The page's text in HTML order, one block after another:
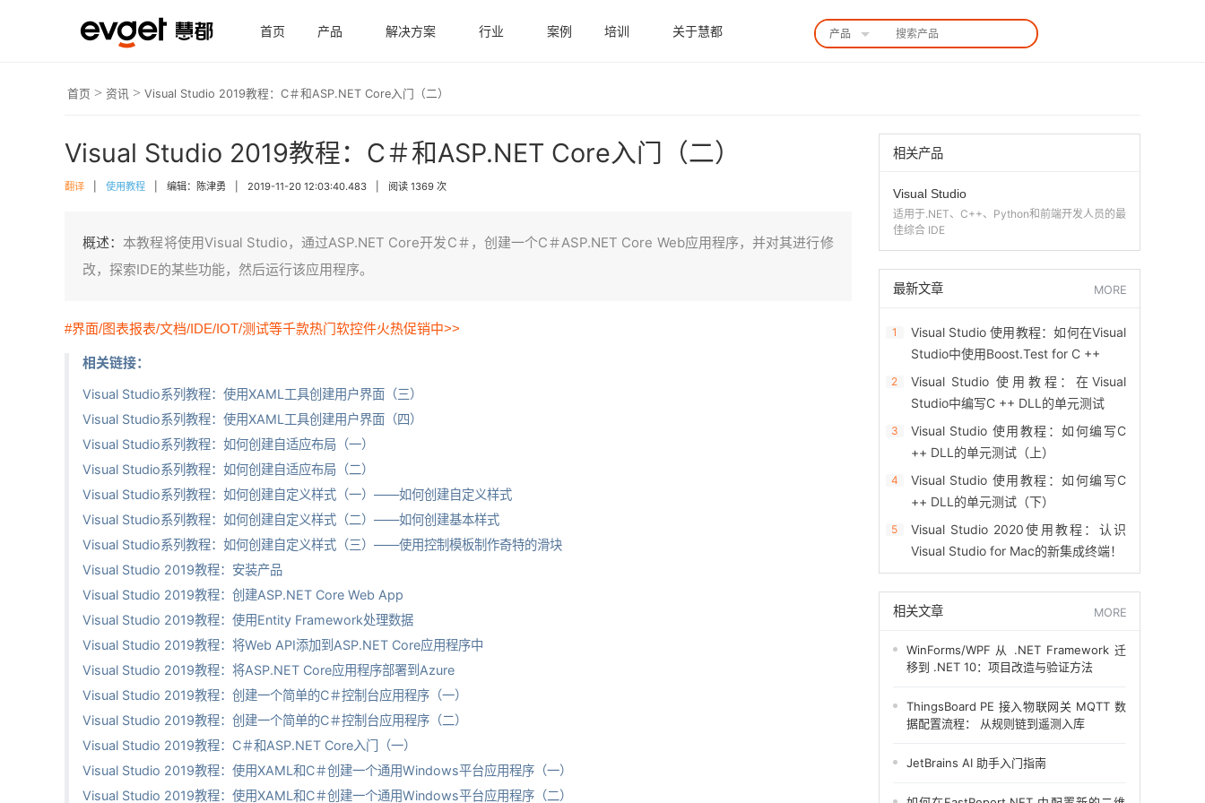
首页 产品 解决方案 行业 案例 培训 关于慧都 产品
首页>资讯 >Visual Studio 2019教程：C＃和ASP.NET Core入门（二）
Visual Studio 2019教程：C＃和ASP.NET Core入门（二）
翻译 使用教程 编辑：陈津勇 2019-11-20 12:03:40.483 阅读 1369 次
概述： 本教程将使用Visual Studio，通过ASP.NET Core开发C＃，创建一个C＃ASP.NET Core Web应用程序，并对其进行修
改，探索IDE的某些功能，然后运行该应用程序。
#界面/图表报表/文档/IDE/IOT/测试等千款热门软控件火热促销中>>
相关链接：
Visual Studio系列教程：使用XAML工具创建用户界面（三）
Visual Studio系列教程：使用XAML工具创建用户界面（四）
Visual Studio系列教程：如何创建自适应布局（一）
Visual Studio系列教程：如何创建自适应布局（二）
Visual Studio系列教程：如何创建自定义样式（一）——如何创建自定义样式
Visual Studio系列教程：如何创建自定义样式（二）——如何创建基本样式
Visual Studio系列教程：如何创建自定义样式（三）——使用控制模板制作奇特的滑块
Visual Studio 2019教程：安装产品
Visual Studio 2019教程：创建ASP.NET Core Web App
Visual Studio 2019教程：使用Entity Framework处理数据
Visual Studio 2019教程：将Web API添加到ASP.NET Core应用程序中
Visual Studio 2019教程：将ASP.NET Core应用程序部署到Azure
Visual Studio 2019教程：创建一个简单的C＃控制台应用程序（一）
Visual Studio 2019教程：创建一个简单的C＃控制台应用程序（二）
Visual Studio 2019教程：C＃和ASP.NET Core入门（一）
Visual Studio 2019教程：使用XAML和C＃创建一个通用Windows平台应用程序（一）
Visual Studio 2019教程：使用XAML和C＃创建一个通用Windows平台应用程序（二）
相关产品
Visual Studio
适用于.NET、C++、Python和前端开发人员的最
佳综合 IDE
最新文章 MORE
1
Visual Studio 使用教程：如何在Visual
Studio中使用Boost.Test for C ++
2
Visual Studio 使用教程：在Visual
Studio中编写C ++ DLL的单元测试
3
Visual Studio 使用教程：如何编写C
++ DLL的单元测试（上）
4
Visual Studio 使用教程：如何编写C
++ DLL的单元测试（下）
5
Visual Studio 2020使用教程：认识
Visual Studio for Mac的新集成终端！
相关文章 MORE
WinForms/WPF 从 .NET Framework 迁
移到 .NET 10：项目改造与验证方法
ThingsBoard PE 接入物联网关 MQTT 数
据配置流程： 从规则链到遥测入库
JetBrains AI 助手入门指南